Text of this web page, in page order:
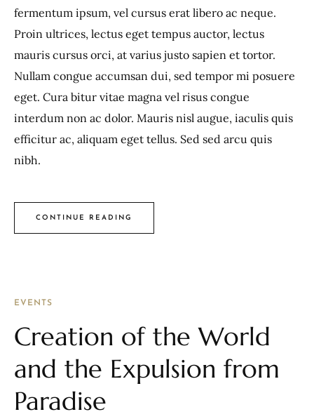
fermentum ipsum, vel cursus erat libero ac neque.
Proin ultrices, lectus eget tempus auctor, lectus
mauris cursus orci, at varius justo sapien et tortor.
Nullam congue accumsan dui, sed tempor mi posuere
eget. Cura bitur vitae magna vel risus congue
interdum non ac dolor. Mauris nisl augue, iaculis quis
efficitur ac, aliquam eget tellus. Sed sed arcu quis
nibh.
CONTINUE READING
EVENTS
Creation of the World
and the Expulsion from
Paradise